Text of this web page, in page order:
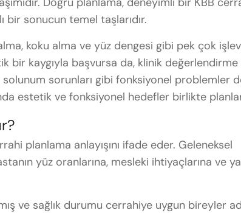
bir sonucun temel taşlarıdır.
koku alma ve yüz dengesi gibi pek çok
bir kaygıyla başvursa da, klinik değerlendirme
sorunları gibi fonksiyonel problemler
estetik ve fonksiyonel hedefler birlikte
planlama anlayışını ifade eder. Geleneksel
yüz oranlarına, mesleki ihtiyaçlarına ve
ve sağlık durumu cerrahiye uygun bireyler